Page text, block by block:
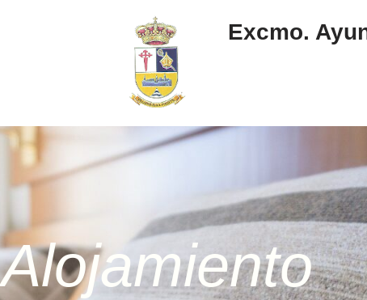
Excmo.
Alojamiento